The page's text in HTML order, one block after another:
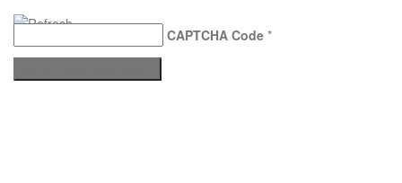
CAPTCHA Code *